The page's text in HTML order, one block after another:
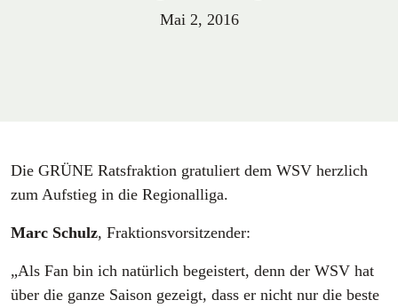
Mai 2, 2016
Die GRÜNE Ratsfraktion gratuliert dem WSV herzlich
zum Aufstieg in die Regionalliga.
Marc Schulz, Fraktionsvorsitzender:
„Als Fan bin ich natürlich begeistert, denn der WSV hat
über die ganze Saison gezeigt, dass er nicht nur die beste